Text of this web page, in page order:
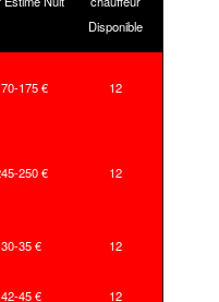
Disponible
175 € 12
250 € 12
30-35 € 12
42-45 € 12